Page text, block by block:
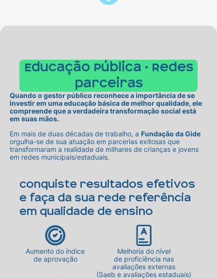
Educação Pública • Redes
parceiras
Quando o gestor público reconhece a importância de se
investir em uma educação básica de melhor qualidade, ele
compreende que a verdadeira transformação social está
em suas mãos.
Em mais de duas décadas de trabalho, a Fundação da Gide
orgulha-se de sua atuação em parcerias exitosas que
transformaram a realidade de milhares de crianças e jovens
em redes municipais/estaduais.
Conquiste resultados efetivos
e faça da sua rede referência
em qualidade de ensino
Aumento do índice
de aprovação
Melhoria do nível
de proficiência nas
avaliações externas
(Saeb e avaliações estaduais)